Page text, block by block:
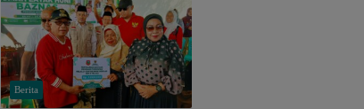
Berita